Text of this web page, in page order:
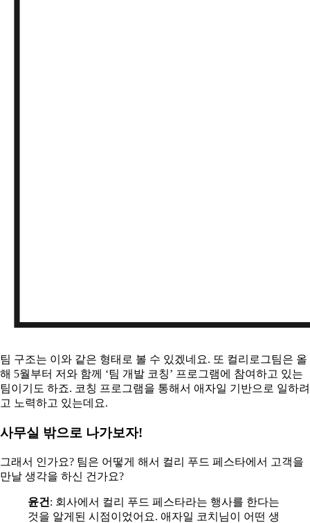
팀 구조는 이와 같은 형태로 볼 수 있겠네요. 또 컬리로그팀은 올
해 5월부터 저와 함께 ‘팀 개발 코칭’ 프로그램에 참여하고 있는
팀이기도 하죠. 코칭 프로그램을 통해서 애자일 기반으로 일하려
고 노력하고 있는데요.
사무실 밖으로 나가보자!
그래서 인가요? 팀은 어떻게 해서 컬리 푸드 페스타에서 고객을
만날 생각을 하신 건가요?
윤건 : 회사에서 컬리 푸드 페스타라는 행사를 한다는
것을 알게된 시점이었어요. 애자일 코치님이 어떤 생